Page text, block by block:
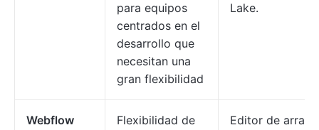
para equipos
centrados en el
desarrollo que
necesitan una
gran flexibilidad
Lake.
Webflow
Flexibilidad de
Editor de